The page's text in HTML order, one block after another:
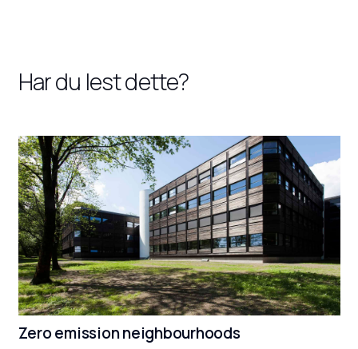
Har du lest dette?
Zero emission neighbourhoods